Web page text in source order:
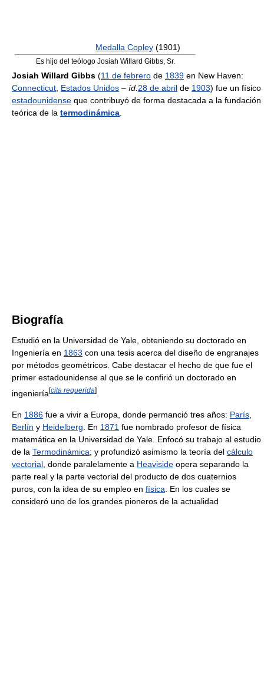
Medalla Copley (1901)
Es hijo del teólogo Josiah Willard Gibbs, Sr.
Josiah Willard Gibbs (11 de febrero de 1839 en New Haven:
Connecticut Estados Unidos – íd. 28 de abril de 1903) fue un físico
estadounidense que contribuyó de forma destacada a la fundación
teórica de la termodinámica
Biografía
Estudió en la Universidad de Yale, obteniendo su doctorado en
Ingeniería en 1863 con una tesis acerca del diseño de engranajes
por métodos geométricos. Cabe destacar el hecho de que fue el
primer estadounidense al que se le confirió un doctorado en
ingeniería[cita requerida]
En 1886 fue a vivir a Europa, donde permanció tres años: París
Berlín y Heidelberg . En 1871 fue nombrado profesor de física
matemática en la Universidad de Yale. Enfocó su trabajo al estudio
de la Termodinámica; y profundizó asimismo la teoría del cálculo
vectorial , donde paralelamente a Heaviside opera separando la
parte real y la parte vectorial del producto de dos cuaternios
puros, con la idea de su empleo en física . En los cuales se
consideró uno de los grandes pioneros de la actualidad